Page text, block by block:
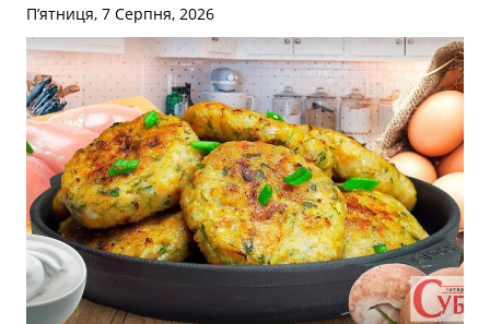
П’ятниця, 7 Серпня, 2026